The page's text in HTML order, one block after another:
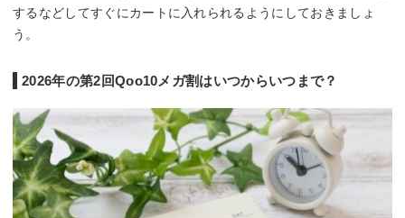
するなどしてすぐにカートに入れられるようにしておきましょ
う。
2026年の第2回Qoo10メガ割はいつからいつまで？